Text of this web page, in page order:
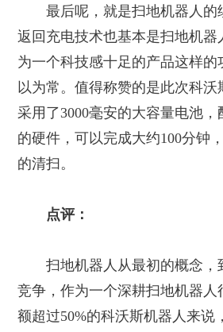
最后呢，就是扫地机器人的
返回充电技术也基本是扫地机器
为一个科技感十足的产品这样的
以为常。值得称赞的是此次科沃
采用了3000毫安的大容量电池
的硬件，可以完成大约100分钟
的清扫。
点评：
扫地机器人从最初的概念，
竞争，作为一个深耕扫地机器人
额超过50%的科沃斯机器人来说